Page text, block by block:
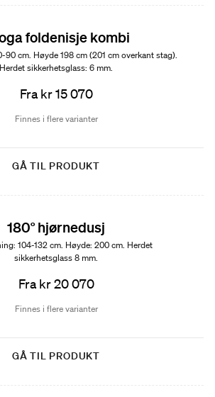
foldenisje kombi
90 cm. Høyde 198 cm (201 cm overkant stag).
Herdet sikkerhetsglass: 6 mm.
Fra kr 15 070
Finnes i flere varianter
GÅ TIL PRODUKT
180° hjørnedusj
104-132 cm. Høyde: 200 cm. Herdet
sikkerhetsglass 8 mm.
Fra kr 20 070
Finnes i flere varianter
GÅ TIL PRODUKT